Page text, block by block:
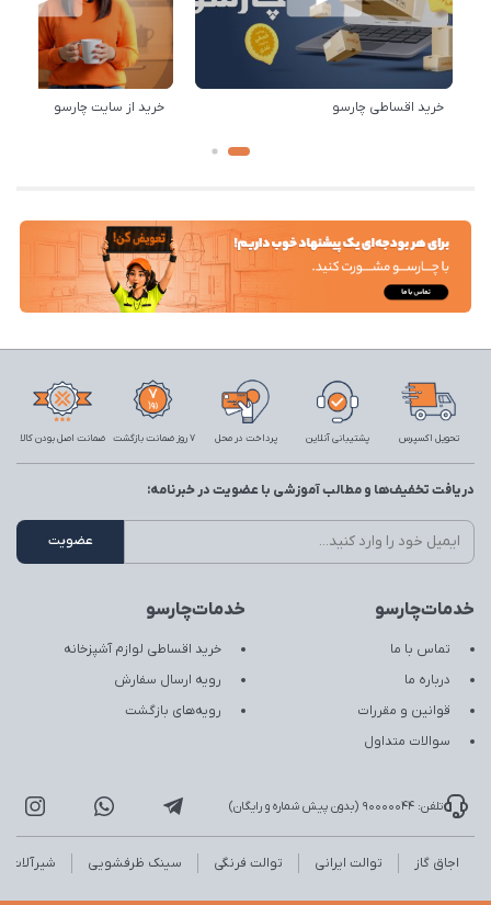
خرید اقساطی چارسو خرید از سایت چارسو
تحویل اکسپرس پشتیبانی آنلاین پرداخت در محل 7 روز ضمانت بازگشت ضمانت اصل بودن کالا
خدمات‌چارسو
تماس با ما
درباره ما
قوانین و مقررات
سوالات متداول
خدمات‌چارسو
خرید اقساطی لوازم آشپزخانه
رویه ارسال سفارش
رویه‌های بازگشت
دریافت تخفیف‌ها و مطالب آموزشی با عضویت در خبرنامه:
تلفن: 90000044 (بدون پیش شماره و رایگان)
اجاق گاز توالت ایرانی توالت فرنگی سینک ظرفشویی شیرآلات